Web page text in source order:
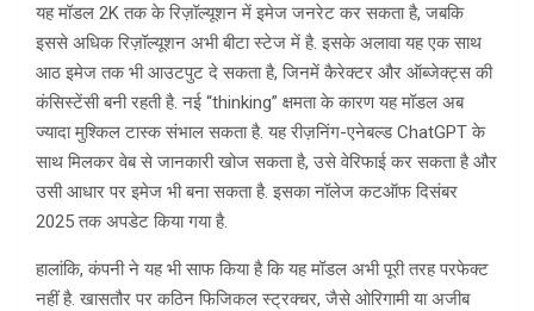
यह मॉडल 2K तक के रिज़ॉल्यूशन में इमेज जनरेट कर सकता है, जबकि
इससे अधिक रिज़ॉल्यूशन अभी बीटा स्टेज में है. इसके अलावा यह एक साथ
आठ इमेज तक भी आउटपुट दे सकता है, जिनमें कैरेक्टर और ऑब्जेक्ट्स की
कंसिस्टेंसी बनी रहती है. नई “thinking” क्षमता के कारण यह मॉडल अब
ज्यादा मुश्किल टास्क संभाल सकता है. यह रीज़निंग-एनेबल्ड ChatGPT के
साथ मिलकर वेब से जानकारी खोज सकता है, उसे वेरिफाई कर सकता है और
उसी आधार पर इमेज भी बना सकता है. इसका नॉलेज कटऑफ दिसंबर
2025 तक अपडेट किया गया है.
हालांकि, कंपनी ने यह भी साफ किया है कि यह मॉडल अभी पूरी तरह परफेक्ट
नहीं है. खासतौर पर कठिन फिजिकल स्ट्रक्चर, जैसे ओरिगामी या अजीब